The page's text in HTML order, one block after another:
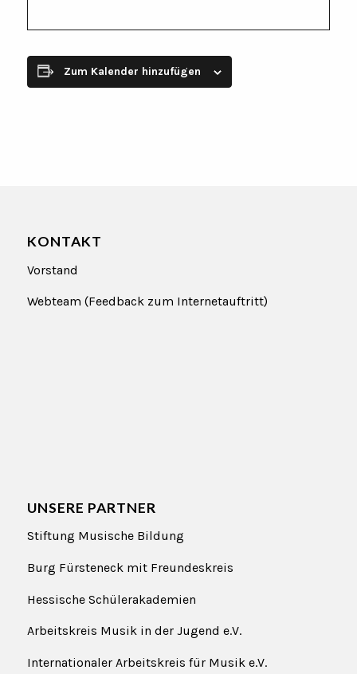
Zum Kalender hinzufügen
KONTAKT
Vorstand
Webteam (Feedback zum Internetauftritt)
UNSERE PARTNER
Stiftung Musische Bildung
Burg Fürsteneckmit Freundeskreis
Hessische Schülerakademien
Arbeitskreis Musik in der Jugend e.V.
Internationaler Arbeitskreis für Musik e.V.